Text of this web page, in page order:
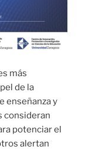
más
de la
enseñanza y
consideran
potenciar el
alertan